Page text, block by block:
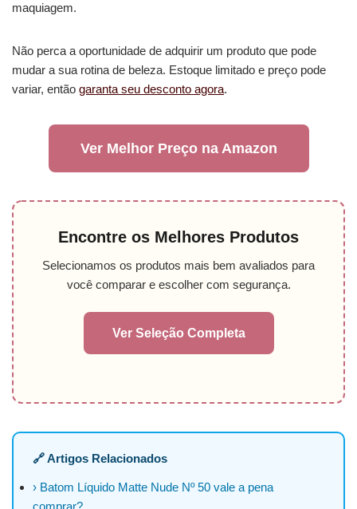
maquiagem.
Não perca a oportunidade de adquirir um produto que pode
mudar a sua rotina de beleza. Estoque limitado e preço pode
variar, então garanta seu desconto agora.
Ver Melhor Preço na Amazon
Encontre os Melhores Produtos
Selecionamos os produtos mais bem avaliados para
você comparar e escolher com segurança.
Ver Seleção Completa
🔗 Artigos Relacionados
› Batom Líquido Matte Nude Nº 50 vale a pena